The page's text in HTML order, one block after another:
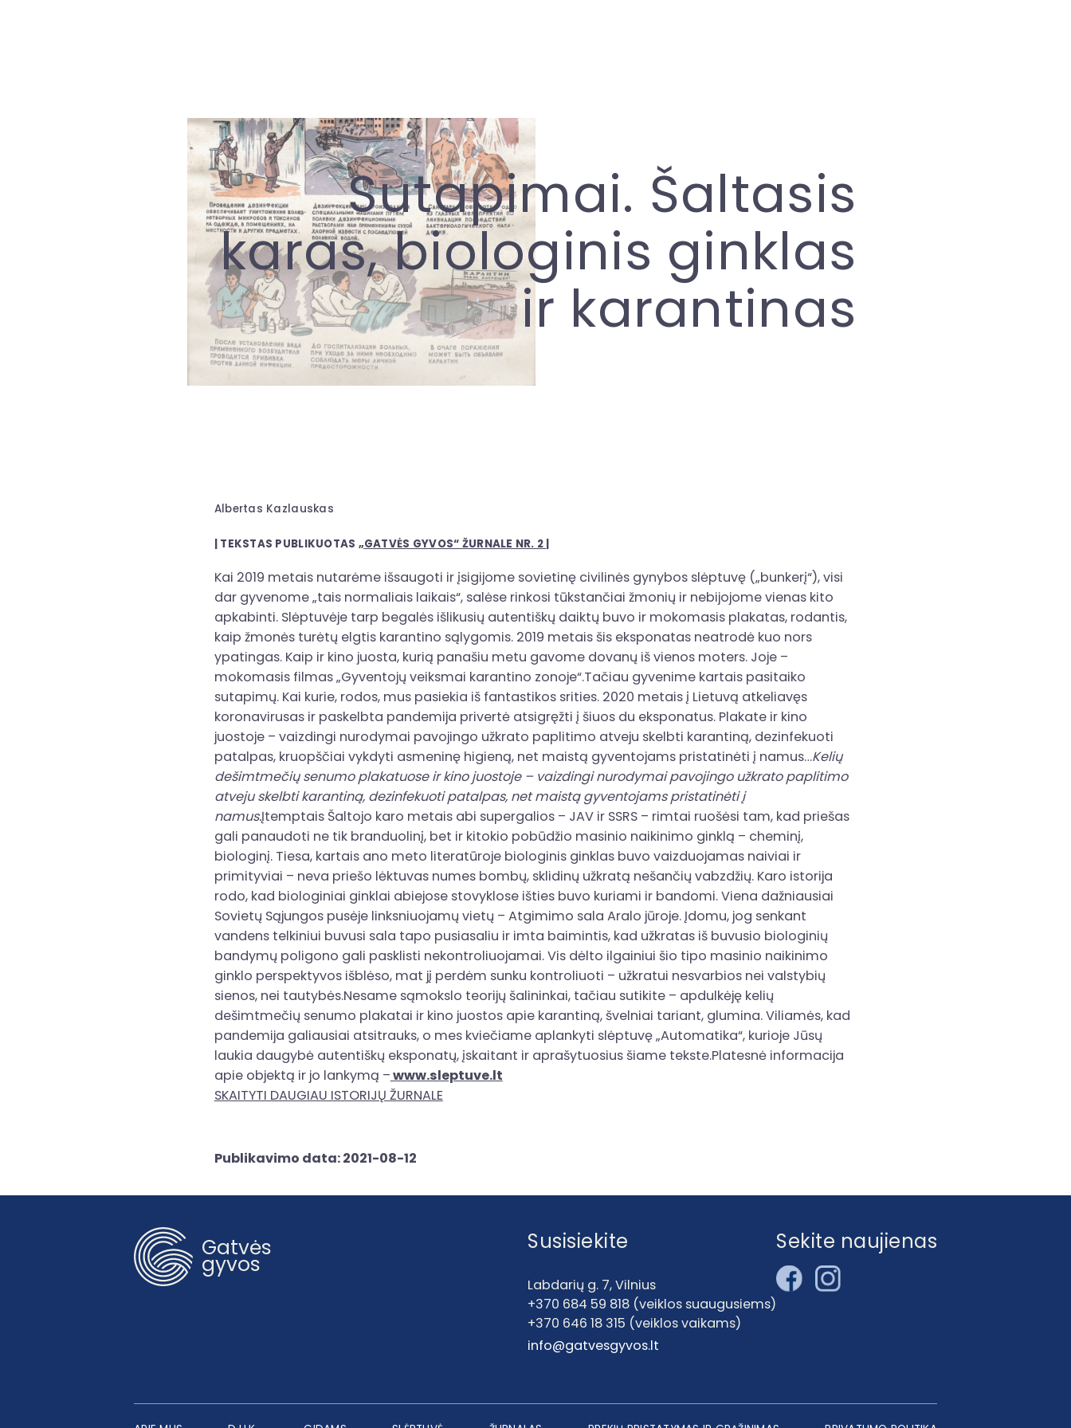
Sutapimai. Šaltasis
karas, biologinis ginklas
ir karantinas
Albertas Kazlauskas
| TEKSTAS PUBLIKUOTAS „GATVĖS GYVOS“ ŽURNALE NR. 2 |
Kai 2019 metais nutarėme išsaugoti ir įsigijome sovietinę civilinės gynybos slėptuvę („bunkerį“), visi
dar gyvenome „tais normaliais laikais“, salėse rinkosi tūkstančiai žmonių ir nebijojome vienas kito
apkabinti. Slėptuvėje tarp begalės išlikusių autentiškų daiktų buvo ir mokomasis plakatas, rodantis,
kaip žmonės turėtų elgtis karantino sąlygomis. 2019 metais šis eksponatas neatrodė kuo nors
ypatingas. Kaip ir kino juosta, kurią panašiu metu gavome dovanų iš vienos moters. Joje –
mokomasis filmas „Gyventojų veiksmai karantino zonoje“.Tačiau gyvenime kartais pasitaiko
sutapimų. Kai kurie, rodos, mus pasiekia iš fantastikos srities. 2020 metais į Lietuvą atkeliavęs
koronavirusas ir paskelbta pandemija privertė atsigręžti į šiuos du eksponatus. Plakate ir kino
juostoje – vaizdingi nurodymai pavojingo užkrato paplitimo atveju skelbti karantiną, dezinfekuoti
patalpas, kruopščiai vykdyti asmeninę higieną, net maistą gyventojams pristatinėti į namus…Kelių
dešimtmečių senumo plakatuose ir kino juostoje – vaizdingi nurodymai pavojingo užkrato paplitimo
atveju skelbti karantiną, dezinfekuoti patalpas, net maistą gyventojams pristatinėti į
namus.Įtemptais Šaltojo karo metais abi supergalios – JAV ir SSRS – rimtai ruošėsi tam, kad priešas
gali panaudoti ne tik branduolinį, bet ir kitokio pobūdžio masinio naikinimo ginklą – cheminį,
biologinį. Tiesa, kartais ano meto literatūroje biologinis ginklas buvo vaizduojamas naiviai ir
primityviai – neva priešo lėktuvas numes bombų, sklidinų užkratą nešančių vabzdžių. Karo istorija
rodo, kad biologiniai ginklai abiejose stovyklose išties buvo kuriami ir bandomi. Viena dažniausiai
Sovietų Sąjungos pusėje linksniuojamų vietų – Atgimimo sala Aralo jūroje. Įdomu, jog senkant
vandens telkiniui buvusi sala tapo pusiasaliu ir imta baimintis, kad užkratas iš buvusio biologinių
bandymų poligono gali pasklisti nekontroliuojamai. Vis dėlto ilgainiui šio tipo masinio naikinimo
ginklo perspektyvos išblėso, mat jį perdėm sunku kontroliuoti – užkratui nesvarbios nei valstybių
sienos, nei tautybės.Nesame sąmokslo teorijų šalininkai, tačiau sutikite – apdulkėję kelių
dešimtmečių senumo plakatai ir kino juostos apie karantiną, švelniai tariant, glumina. Viliamės, kad
pandemija galiausiai atsitrauks, o mes kviečiame aplankyti slėptuvę „Automatika“, kurioje Jūsų
laukia daugybė autentiškų eksponatų, įskaitant ir aprašytuosius šiame tekste.Platesnė informacija
apie objektą ir jo lankymą –www.sleptuve.lt
SKAITYTI DAUGIAU ISTORIJŲ ŽURNALE
Publikavimo data: 2021-08-12
Gatvės
gyvos
Susisiekite
Labdarių g. 7, Vilnius
+370 684 59 818 (veiklos suaugusiems)
+370 646 18 315 (veiklos vaikams)
info@gatvesgyvos.lt
Sekite naujienas